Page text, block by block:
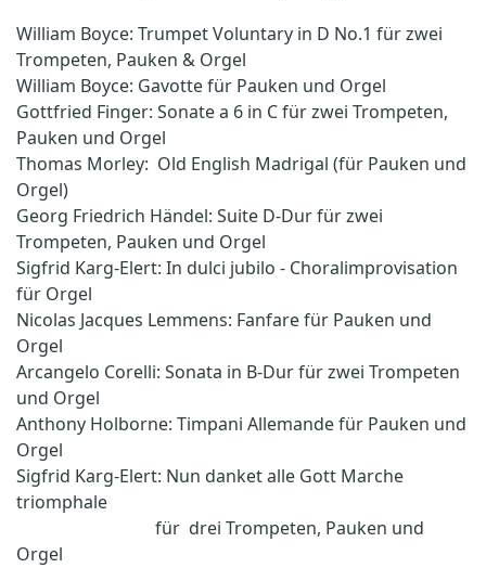
William Boyce: Trumpet Voluntary in D No.1 für zwei
Trompeten, Pauken & Orgel
William Boyce: Gavotte für Pauken und Orgel
Gottfried Finger: Sonate a 6 in C für zwei Trompeten,
Pauken und Orgel
Thomas Morley: Old English Madrigal (für Pauken und
Orgel)
Georg Friedrich Händel: Suite D-Dur für zwei
Trompeten, Pauken und Orgel
Sigfrid Karg-Elert: In dulci jubilo - Choralimprovisation
für Orgel
Nicolas Jacques Lemmens: Fanfare für Pauken und
Orgel
Arcangelo Corelli: Sonata in B-Dur für zwei Trompeten
und Orgel
Anthony Holborne: Timpani Allemande für Pauken und
Orgel
Sigfrid Karg-Elert: Nun danket alle Gott Marche
triomphale
für drei Trompeten, Pauken und
Orgel